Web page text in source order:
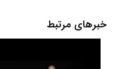
خبرهای مرتبط